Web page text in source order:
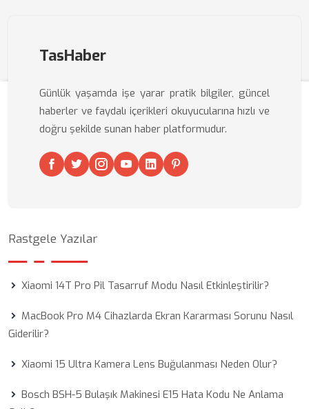
TasHaber
Günlük yaşamda işe yarar pratik bilgiler, güncel
haberler ve faydalı içerikleri okuyucularına hızlı ve
doğru şekilde sunan haber platformudur.
Rastgele Yazılar
Xiaomi 14T Pro Pil Tasarruf Modu Nasıl Etkinleştirilir?
MacBook Pro M4 Cihazlarda Ekran Kararması Sorunu Nasıl
Giderilir?
Xiaomi 15 Ultra Kamera Lens Buğulanması Neden Olur?
Bosch BSH-5 Bulaşık Makinesi E15 Hata Kodu Ne Anlama